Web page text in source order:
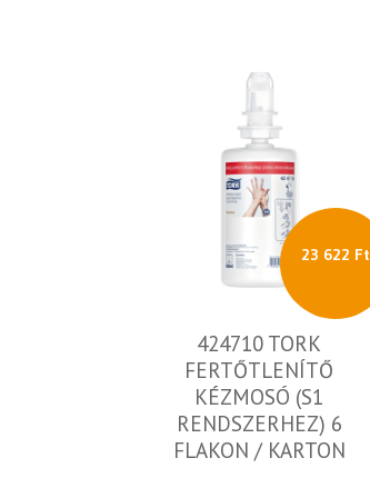
23 622 Ft
424710 TORK
FERTŐTLENÍTŐ
KÉZMOSÓ (S1
RENDSZERHEZ) 6
FLAKON / KARTON